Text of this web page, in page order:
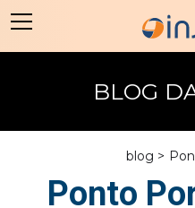
BLOG
blog >
Ponto